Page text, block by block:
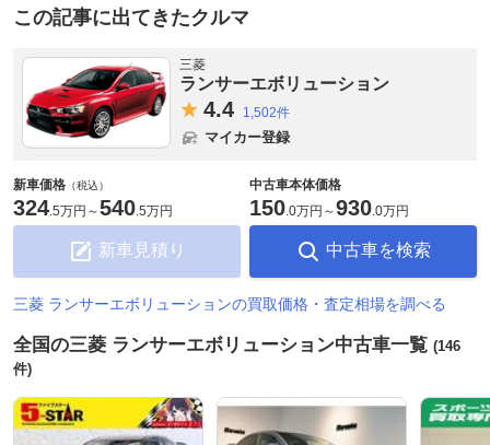
この記事に出てきたクルマ
三菱
ランサーエボリューション
4.4 1,502件
マイカー登録
新車価格 （税込）
324 5万円 ～540 5万円
新車見積り
中古車本体価格
150 0万円 ～930 0万円
中古車を検索
三菱 ランサーエボリューションの買取価格・査定相場を調べる
全国の三菱 ランサーエボリューション中古車一覧 (146
件)